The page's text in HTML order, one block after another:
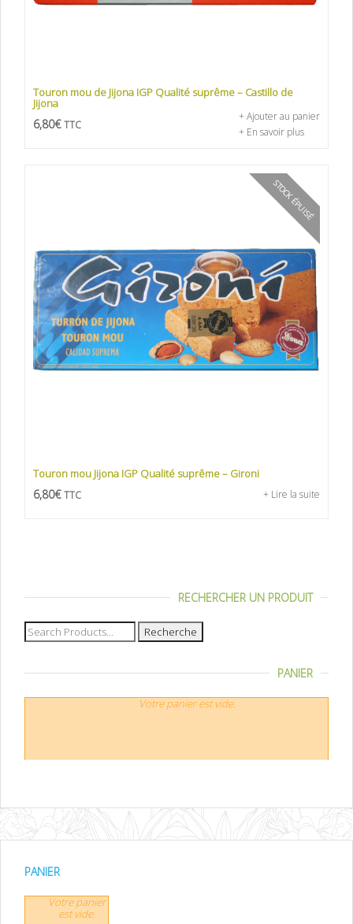
Touron mou de Jijona IGP Qualité suprême – Castillo de
Jijona
6,80€ TTC
+ Ajouter au panier
+ En savoir plus
STOCK ÉPUISÉ
Touron mou Jijona IGP Qualité suprême – Gironi
6,80€ TTC + Lire la suite
RECHERCHER UN PRODUIT
Recherche
pour :
PANIER
Votre panier est vide.
PANIER
Votre panier
est vide.